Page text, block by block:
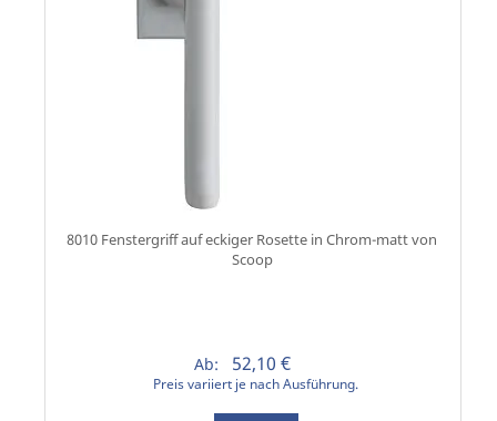
8010 Fenstergriff auf eckiger Rosette in Chrom-matt von
Scoop
Ab: 52,10 €
Preis variiert je nach Ausführung.